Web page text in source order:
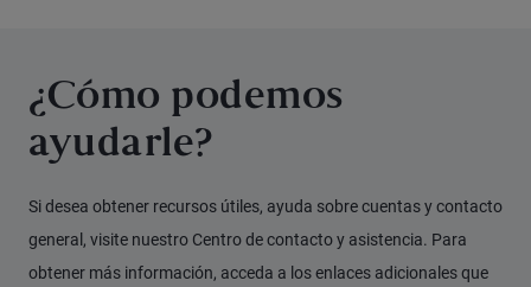
¿Cómo podemos
ayudarle?
Si desea obtener recursos útiles, ayuda sobre cuentas y contacto
general, visite nuestro Centro de contacto y asistencia. Para
obtener más información, acceda a los enlaces adicionales que